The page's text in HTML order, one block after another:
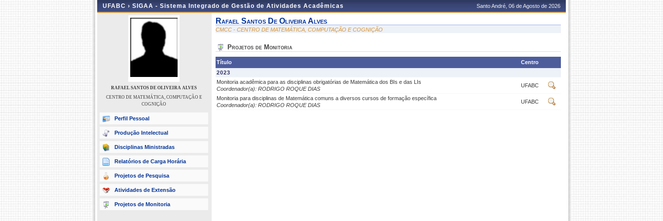
UFABC › SIGAA - Sistema Integrado de Gestão de Atividades Acadêmicas Santo André, 06 de Agosto de 2026
RAFAEL SANTOS DE OLIVEIRA ALVES
CENTRO DE MATEMÁTICA, COMPUTAÇÃO E
COGNIÇÃO
Perfil Pessoal
Produção Intelectual
Disciplinas Ministradas
Relatórios de Carga Horária
Projetos de Pesquisa
Atividades de Extensão
Projetos de Monitoria
Rafael Santos De Oliveira Alves
CMCC - CENTRO DE MATEMÁTICA, COMPUTAÇÃO E COGNIÇÃO
Projetos de Monitoria
Título
Centro
2023
Monitoria acadêmica para as disciplinas obrigatórias de Matemática dos BIs e das LIs
Coordenador(a): RODRIGO ROQUE DIAS
UFABC
Monitoria para disciplinas de Matemática comuns a diversos cursos de formação específica
Coordenador(a): RODRIGO ROQUE DIAS
UFABC